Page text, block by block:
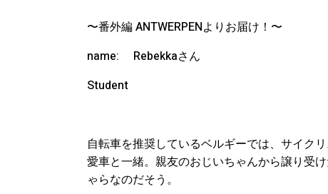
〜番外編ANTWERPENよりお届け！〜
name:
Rebekkaさん
Student
自転車を推奨しているベルギーでは、サイク
愛車と一緒。親友のおじいちゃんから譲り受
ゃらなのだそう。